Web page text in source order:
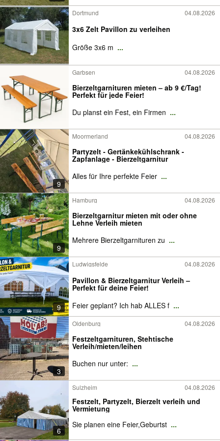
Dortmund 04.08.2026
3x6 Zelt Pavillon zu verleihen
Größe 3x6 m ...
Garbsen 04.08.2026
Bierzeltgarnituren mieten – ab 9 €/Tag!
Perfekt für jede Feier!
Du planst ein Fest, ein Firmen ...
9
Moormerland 04.08.2026
Partyzelt - Gertänkekühlschrank -
Zapfanlage - Bierzeltgarnitur
Alles für Ihre perfekte Feier ...
9
Hamburg 04.08.2026
Bierzeltgarnitur mieten mit oder ohne
Lehne Verleih mieten
Mehrere Bierzeltgarnituren zu ...
9
Ludwigsfelde 04.08.2026
Pavillon & Bierzeltgarnitur Verleih –
Perfekt für deine Feier!
Feier geplant? Ich hab ALLES f ...
3
Oldenburg 04.08.2026
Festzeltgarnituren, Stehtische
Verleih/mieten/leihen
Buchen nur unter: ...
6
Sulzheim 04.08.2026
Festzelt, Partyzelt, Bierzelt verleih und
Vermietung
Sie planen eine Feier,Geburtst ...